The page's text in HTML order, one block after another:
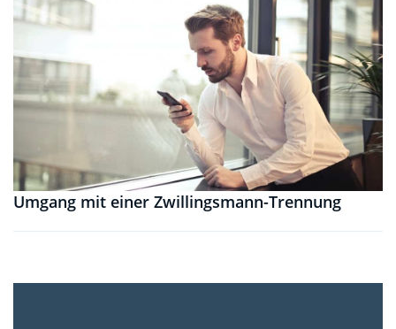
Umgang mit einer Zwillingsmann-Trennung